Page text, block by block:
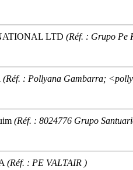
LTD (Réf. : Grupo Pe
(Réf. : Pollyana Gambarra;
(Réf. : 8024776 Grupo
(Réf. : PE VALTAIR )